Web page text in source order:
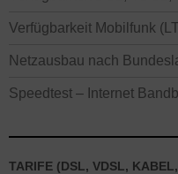
Verfügbarkeit Mobilfunk
Netzausbau nach
Speedtest – Internet
TARIFE (DSL, VDSL,